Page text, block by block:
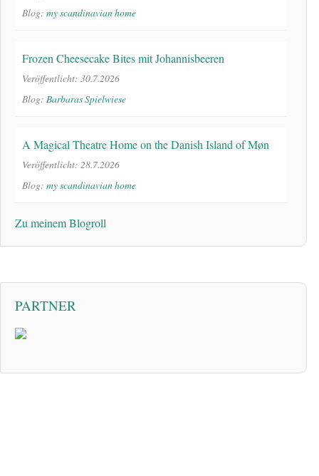
Blog: my scandinavian home
Frozen Cheesecake Bites mit Johannisbeeren
Veröffentlicht: 30.7.2026
Blog: Barbaras Spielwiese
A Magical Theatre Home on the Danish Island of Møn
Veröffentlicht: 28.7.2026
Blog: my scandinavian home
Zu meinem Blogroll
PARTNER